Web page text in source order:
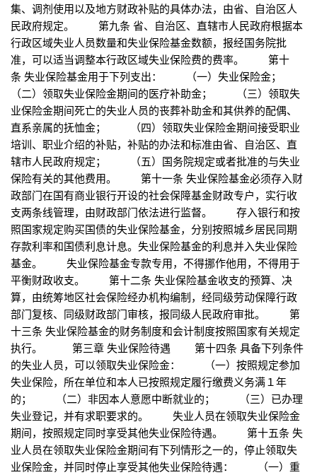
集、调剂使用以及地方财政补贴的具体办法，由省、自治区人
民政府规定。 第九条 省、自治区、直辖市人民政府根据本
行政区域失业人员数量和失业保险基金数额，报经国务院批
准，可以适当调整本行政区域失业保险费的费率。 第十
条 失业保险基金用于下列支出： （一）失业保险金；
（二）领取失业保险金期间的医疗补助金； （三）领取失
业保险金期间死亡的失业人员的丧葬补助金和其供养的配偶、
直系亲属的抚恤金； （四）领取失业保险金期间接受职业
培训、职业介绍的补贴，补贴的办法和标准由省、自治区、直
辖市人民政府规定； （五）国务院规定或者批准的与失业
保险有关的其他费用。 第十一条 失业保险基金必须存入财
政部门在国有商业银行开设的社会保障基金财政专户，实行收
支两条线管理，由财政部门依法进行监督。 存入银行和按
照国家规定购买国债的失业保险基金，分别按照城乡居民同期
存款利率和国债利息计息。失业保险基金的利息并入失业保险
基金。 失业保险基金专款专用，不得挪作他用，不得用于
平衡财政收支。 第十二条 失业保险基金收支的预算、决
算，由统筹地区社会保险经办机构编制，经同级劳动保障行政
部门复核、同级财政部门审核，报同级人民政府审批。 第
十三条 失业保险基金的财务制度和会计制度按照国家有关规定
执行。 第三章 失业保险待遇 第十四条 具备下列条件
的失业人员，可以领取失业保险金： （一）按照规定参加
失业保险，所在单位和本人已按照规定履行缴费义务满１年
的； （二）非因本人意愿中断就业的； （三）已办理
失业登记，并有求职要求的。 失业人员在领取失业保险金
期间，按照规定同时享受其他失业保险待遇。 第十五条 失
业人员在领取失业保险金期间有下列情形之一的，停止领取失
业保险金，并同时停止享受其他失业保险待遇： （一）重